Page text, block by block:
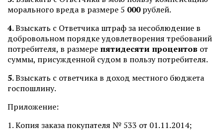
морального вреда в размере 5 000рублей.
4.Взыскать с Ответчика штраф за несоблюдение в
добровольном порядке удовлетворения требований
потребителя, в размере пятидесяти процентов от
суммы, присужденной судом в пользу потребителя.
5.Взыскать с ответчика в доход местного бюджета
госпошлину.
Приложение:
1. Копия заказа покупателя № 533 от 01.11.2014;